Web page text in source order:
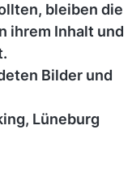
bleiben die
ihrem Inhalt und
Bilder und
Lüneburg